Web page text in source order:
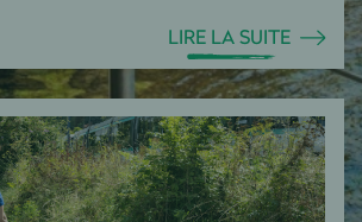
LIRE LA SUITE